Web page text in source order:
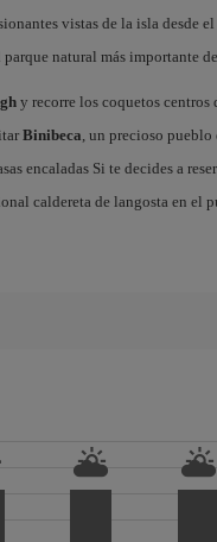
vistas de la isla desde el
parque natural más importante
y recorre los coquetos centros
Binibeca, un precioso pueblo
encaladas Si te decides a
caldereta de langosta en el